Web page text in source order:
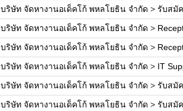
บริษัท จัดหางานอเด็คโก้ พหลโยธิน จำกัด > รับสมั
บริษัท จัดหางานอเด็คโก้ พหลโยธิน จำกัด >
บริษัท จัดหางานอเด็คโก้ พหลโยธิน จำกัด >
บริษัท จัดหางานอเด็คโก้ พหลโยธิน จำกัด > IT
บริษัท จัดหางานอเด็คโก้ พหลโยธิน จำกัด > รับสมั
บริษัท จัดหางานอเด็คโก้ พหลโยธิน จำกัด > รับสมั